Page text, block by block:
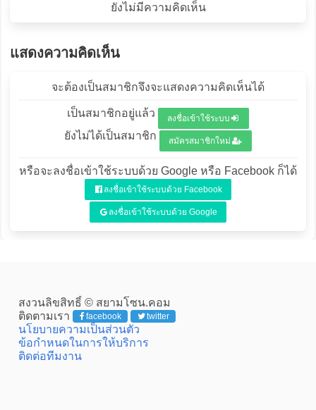
ยังไม่มีความคิดเห็น
แสดงความคิดเห็น
จะต้องเป็นสมาชิกจึงจะแสดงความคิดเห็นได้
เป็นสมาชิกอยู่แล้ว ลงชื่อเข้าใช้ระบบ
ยังไม่ได้เป็นสมาชิก สมัครสมาชิกใหม่
หรือจะลงชื่อเข้าใช้ระบบด้วย Google หรือ Facebook ก็ได้
ลงชื่อเข้าใช้ระบบด้วย Facebook
ลงชื่อเข้าใช้ระบบด้วย Google
สงวนลิขสิทธิ์ © สยามโซน.คอม
ติดตามเรา
facebook twitter
นโยบายความเป็นส่วนตัว
ข้อกำหนดในการให้บริการ
ติดต่อทีมงาน